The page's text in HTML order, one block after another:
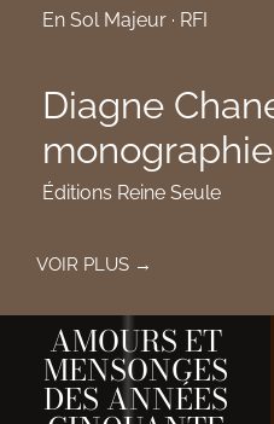
En Sol Majeur · RFI
Diagne
monographie
Éditions Reine Seule
VOIR PLUS →
AMOURS ET
MENSONGES
DES ANNÉES